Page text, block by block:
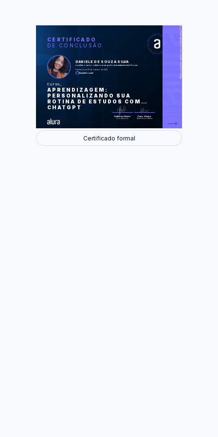
CERTIFICADO
DE CONCLUSÃO
DANIELE DE SOUZA SILVA
concluiu o curso online com carga horária estimada em 6 horas.
Finalizado em 12 de outubro de 2025
DanieleSouzaS
Curso
APRENDIZAGEM:
PERSONALIZANDO SUA
ROTINA DE ESTUDOS COM
CHATGPT
Guilherme Silveira
Coordenador
Paulo Silveira
Chief Vision Officer
https://cursos.alura.com.br/certificate/16987c12-c4db-455a-8dfb-3ae6181c338c
LAS
Você, aprendiz
Aprendendo com GPT
Certificado formal